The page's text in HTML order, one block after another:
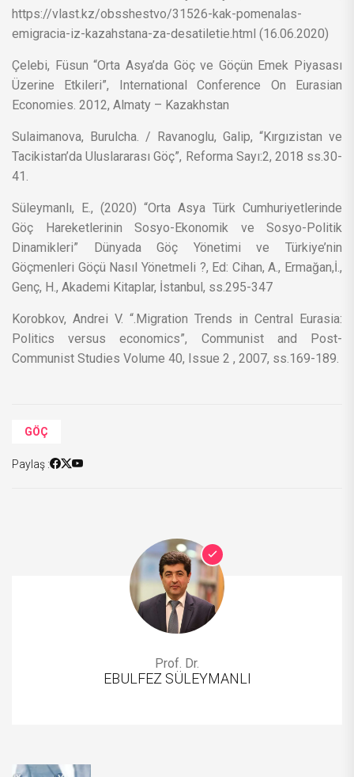
https://vlast.kz/obsshestvo/31526-kak-pomenalas-
emigracia-iz-kazahstana-za-desatiletie.html (16.06.2020)
Çelebi, Füsun “Orta Asya’da Göç ve Göçün Emek Piyasası
Üzerine Etkileri”, International Conference On Eurasian
Economies. 2012, Almaty – Kazakhstan
Sulaimanova, Burulcha. / Ravanoglu, Galip, “Kırgızistan ve
Tacikistan’da Uluslararası Göç”, Reforma Sayı:2, 2018 ss.30-
41.
Süleymanlı, E., (2020) “Orta Asya Türk Cumhuriyetlerinde
Göç Hareketlerinin Sosyo-Ekonomik ve Sosyo-Politik
Dinamikleri” Dünyada Göç Yönetimi ve Türkiye’nin
Göçmenleri Göçü Nasıl Yönetmeli ?, Ed: Cihan, A., Ermağan,İ.,
Genç, H., Akademi Kitaplar, İstanbul, ss.295-347
Korobkov, Andrei V. “.Migration Trends in Central Eurasia:
Politics versus economics”, Communist and Post-
Communist Studies Volume 40, Issue 2 , 2007, ss.169-189.
GÖÇ
Paylaş :
Prof. Dr.
EBULFEZ SÜLEYMANLI